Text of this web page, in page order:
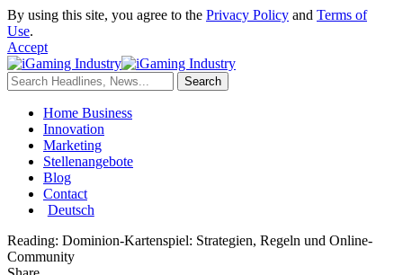
By using this site, you agree to the Privacy Policy and Terms of
Use.
Accept
Home Business
Innovation
Marketing
Stellenangebote
Blog
Contact
Deutsch
Reading: Dominion-Kartenspiel: Strategien, Regeln und Online-
Community